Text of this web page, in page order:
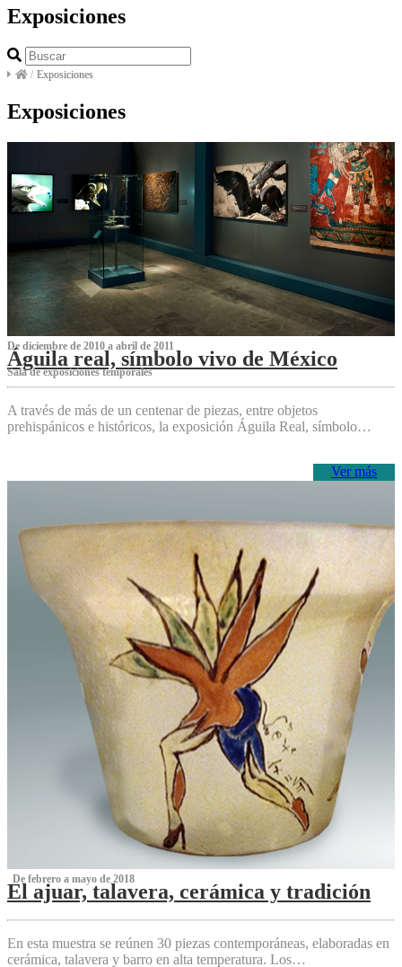
Exposiciones
/ Exposiciones
Exposiciones
De diciembre de 2010 a abril de 2011
Águila real, símbolo vivo de México
Sala de exposiciones temporales
A través de más de un centenar de piezas, entre objetos
prehispánicos e históricos, la exposición Águila Real, símbolo…
Ver más
‌ De febrero a mayo de 2018
El ajuar, talavera, cerámica y tradición
‌
En esta muestra se reúnen 30 piezas contemporáneas, elaboradas en
cerámica, talavera y barro en alta temperatura. Los…